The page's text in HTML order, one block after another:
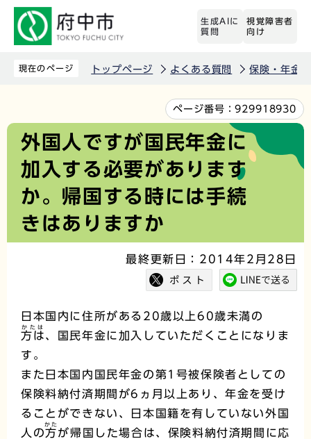
先
生成AIに
質問
視覚障害者
向け
現在のページ トップページ よくある質問 保険・年金
文
ページ番号：929918930
外国人ですが国民年金に
加入する必要があります
か。帰国する時には手続
きはありますか
最終更新日：2014年2月28日
日本国内に住所がある20歳以上60歳未満の
方は
かたは
、国民年金に加入していただくことになりま
す。
また日本国内国民年金の第1号被保険者としての
保険料納付済期間が6ヵ月以上あり、年金を受け
ることができない、日本国籍を有していない外国
人の方
かた
が帰国した場合は、保険料納付済期間に応